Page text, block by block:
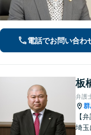
電話でお問い合わ
板
弁護
【
埼玉